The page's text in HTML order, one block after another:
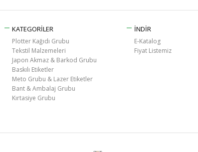
KATEGORİLER
Plotter Kağıdı Grubu
Tekstil Malzemeleri
Japon Akmaz & Barkod Grubu
Baskılı Etiketler
Meto Grubu & Lazer Etiketler
Bant & Ambalaj Grubu
Kırtasiye Grubu
İNDİR
E-Katalog
Fiyat Listemiz